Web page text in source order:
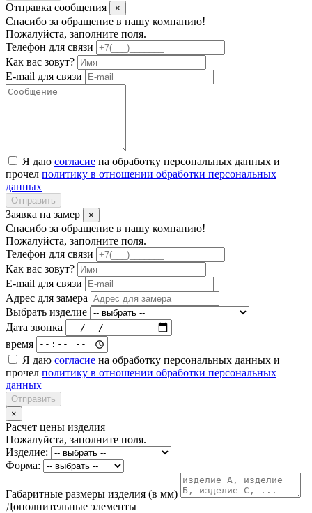
Отправка сообщения ×
Спасибо за обращение в нашу компанию!
Пожалуйста, заполните поля.
Телефон для связи
Как вас зовут?
E-mail для связи
Я даю согласие на обработку персональных данных и
прочел политику в отношении обработки персональных
данных
Отправить
Заявка на замер ×
Спасибо за обращение в нашу компанию!
Пожалуйста, заполните поля.
Телефон для связи
Как вас зовут?
E-mail для связи
Адрес для замера
Выбрать изделие
Дата звонка
время
Я даю согласие на обработку персональных данных и
прочел политику в отношении обработки персональных
данных
Отправить
×
Расчет цены изделия
Пожалуйста, заполните поля.
Изделие:
Форма:
Габаритные размеры изделия (в мм)
Дополнительные элементы